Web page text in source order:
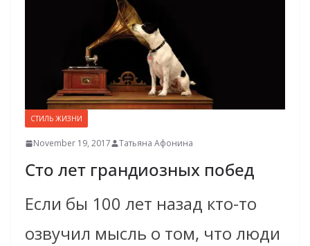
СТИЛЬ ЖИЗНИ
November 19, 2017 Татьяна Афонина
Сто лет грандиозных побед
Если бы 100 лет назад кто-то
озвучил мысль о том, что люди